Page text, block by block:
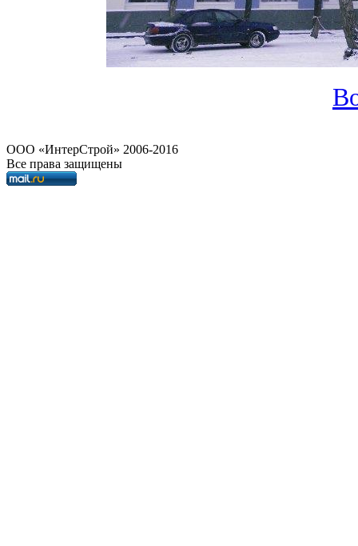
OOO «ИнтерСтрой» 2006-2016
Все права защищены